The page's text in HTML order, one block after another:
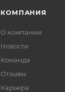
КОМПАНИЯ
О компании
Новости
Команда
Отзывы
Карьера